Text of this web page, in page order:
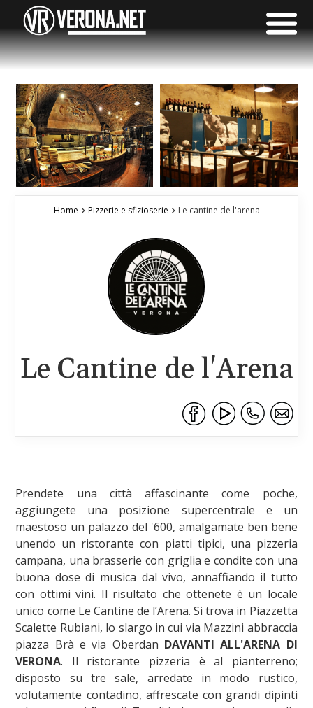
Home Pizzerie e sfizioserie Le cantine de l'arena
Le Cantine de l'Arena
Prendete una città affascinante come poche,
aggiungete una posizione supercentrale e un
maestoso un palazzo del '600, amalgamate ben bene
unendo un ristorante con piatti tipici, una pizzeria
campana, una brasserie con griglia e condite con una
buona dose di musica dal vivo, annaffiando il tutto
con ottimi vini. Il risultato che ottenete è un locale
unico come Le Cantine de l’Arena. Si trova in Piazzetta
Scalette Rubiani, lo slargo in cui via Mazzini abbraccia
piazza Brà e via Oberdan DAVANTI ALL'ARENA DI
VERONA. Il ristorante pizzeria è al pianterreno;
disposto su tre sale, arredate in modo rustico,
volutamente contadino, affrescate con grandi dipinti